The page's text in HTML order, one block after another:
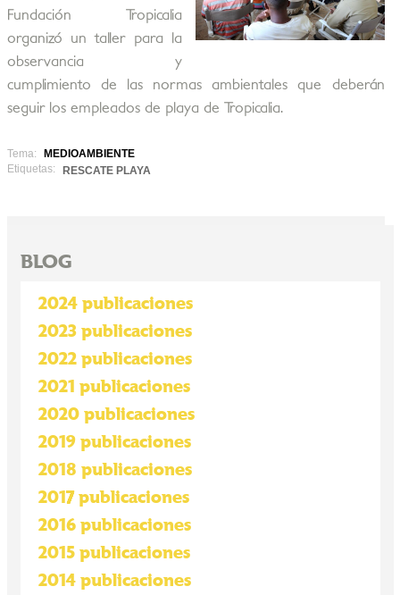
Fundación Tropicalia
organizó un taller para la
observancia y
cumplimiento de las normas ambientales que deberán
seguir los empleados de playa de Tropicalia.
Tema:
MEDIOAMBIENTE
Etiquetas:
RESCATE PLAYA
BLOG
2024 publicaciones
2023 publicaciones
2022 publicaciones
2021 publicaciones
2020 publicaciones
2019 publicaciones
2018 publicaciones
2017 publicaciones
2016 publicaciones
2015 publicaciones
2014 publicaciones